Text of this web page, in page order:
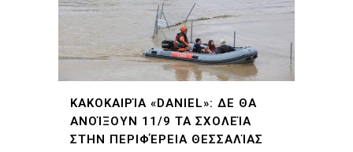
ΚΑΚΟΚΑΙΡΊΑ «DANIEL»: ΔΕ ΘΑ
ΑΝΟΊΞΟΥΝ 11/9 ΤΑ ΣΧΟΛΕΊΑ
ΣΤΗΝ ΠΕΡΙΦΈΡΕΙΑ ΘΕΣΣΑΛΊΑΣ